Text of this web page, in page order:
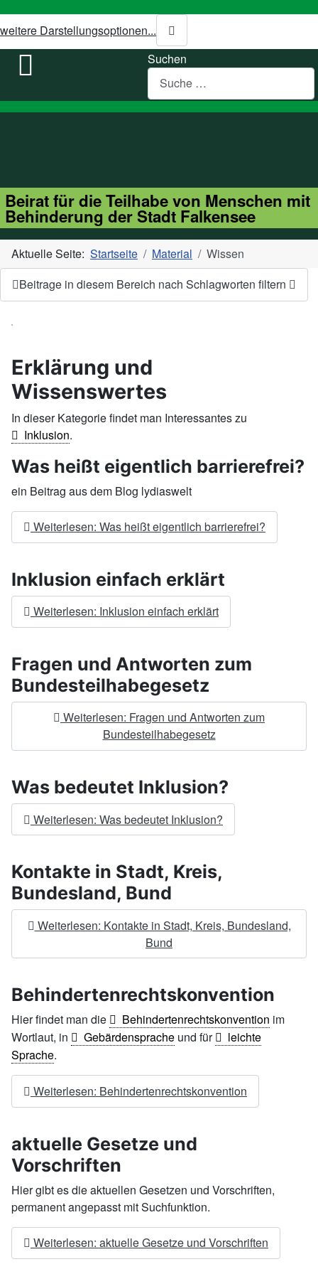
weitere Darstellungsoptionen...
Suchen
Beirat für die Teilhabe von Menschen mit
Behinderung der Stadt Falkensee
Aktuelle Seite: Startseite Material
Wissen
Beitrage in diesem Bereich nach Schlagworten filtern
Erklärung und
Wissenswertes
In dieser Kategorie findet man Interessantes zu
Inklusion.
Was heißt eigentlich barrierefrei?
ein Beitrag aus dem Blog lydiaswelt
Weiterlesen: Was heißt eigentlich barrierefrei?
Inklusion einfach erklärt
Weiterlesen: Inklusion einfach erklärt
Fragen und Antworten zum
Bundesteilhabegesetz
Weiterlesen: Fragen und Antworten zum
Bundesteilhabegesetz
Was bedeutet Inklusion?
Weiterlesen: Was bedeutet Inklusion?
Kontakte in Stadt, Kreis,
Bundesland, Bund
Weiterlesen: Kontakte in Stadt, Kreis, Bundesland,
Bund
Behindertenrechtskonvention
Hier findet man die Behindertenrechtskonvention im
Wortlaut, in
Gebärdensprache und für
leichte
Sprache.
Weiterlesen: Behindertenrechtskonvention
aktuelle Gesetze und
Vorschriften
Hier gibt es die aktuellen Gesetzen und Vorschriften,
permanent angepasst mit Suchfunktion.
Weiterlesen: aktuelle Gesetze und Vorschriften